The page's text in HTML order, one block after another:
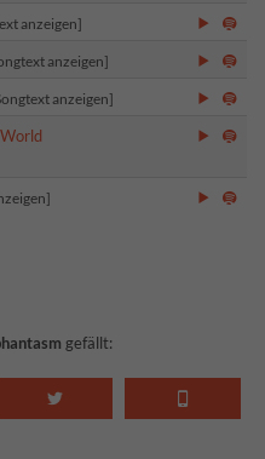
anzeigen]
anzeigen]
anzeigen]
gefällt: